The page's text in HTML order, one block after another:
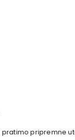
pratimo pripremne